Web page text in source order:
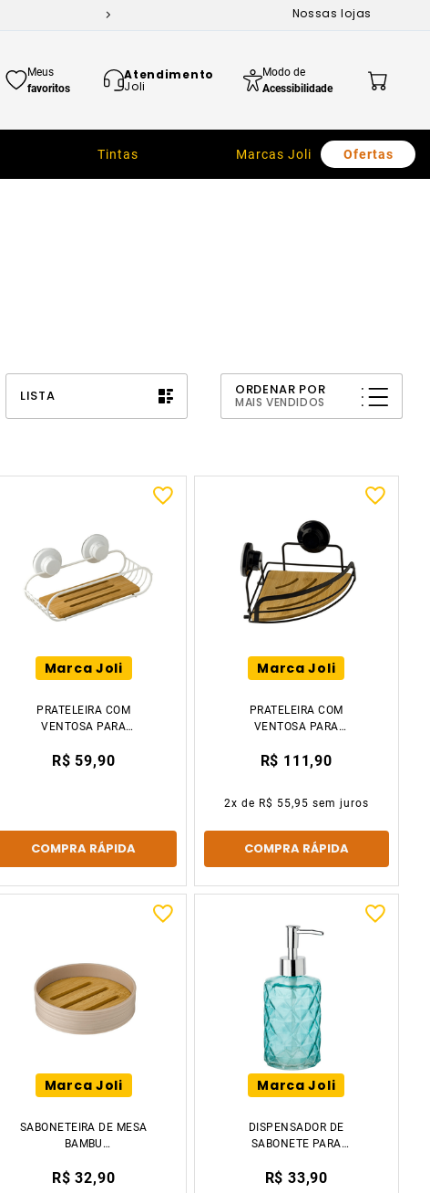
Nossas lojas
Meus
favoritos
Atendimento
Joli
Modo de
Acessibilidade
Tintas Marcas Joli Ofertas
LISTA ORDENAR POR
MAIS VENDIDOS
Marca Joli
PRATELEIRA COM
VENTOSA PARA
BAMBU BRANCO 6CM
R$ 59,90
COMPRA RÁPIDA
Marca Joli
PRATELEIRA COM
VENTOSA PARA
BAMBU PRETO 9CM
R$ 111,90
2x de R$ 55,95 sem juros
COMPRA RÁPIDA
Marca Joli
SABONETEIRA DE MESA
BAMBU
TIKLAR
R$ 32,90
Marca Joli
DISPENSADOR DE
SABONETE PARA
LOÇÃO VIDRO AZUL
R$ 33,90